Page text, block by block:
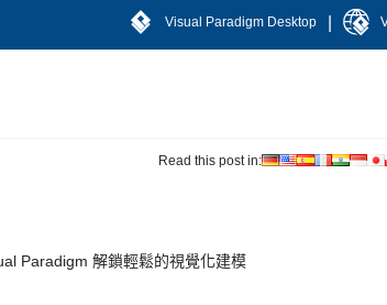
Visual Paradigm Desktop
Read this post in:
Paradigm 解鎖輕鬆的視覺化建模